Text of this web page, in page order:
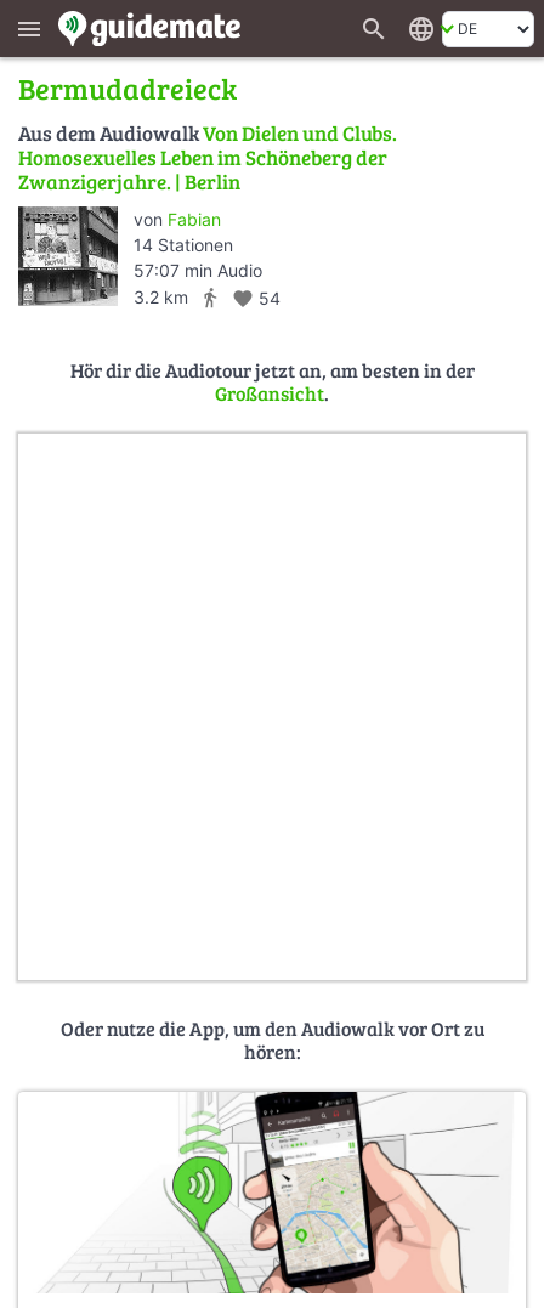
menu search language
Bermudadreieck
Aus dem AudiowalkVon Dielen und Clubs.
Homosexuelles Leben im Schöneberg der
Zwanzigerjahre. | Berlin
von Fabian
14 Stationen
57:07 min Audio
3.2 km
directions_walk favorite 54
Hör dir die Audiotour jetzt an, am besten in der
Großansicht.
Oder nutze die App, um den Audiowalk vor Ort zu
hören: